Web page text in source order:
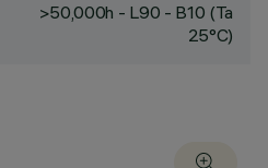
>50,000h - L90 - B10 (Ta
25°C)